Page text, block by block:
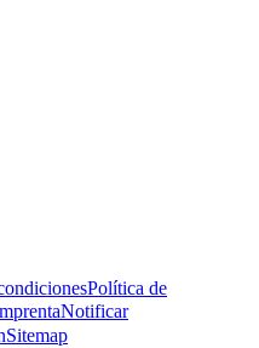
Política de
Notificar
Sitemap